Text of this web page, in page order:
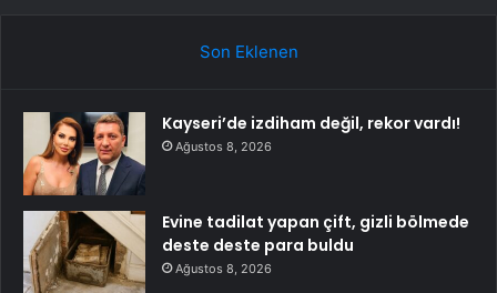
Son Eklenen
Kayseri’de izdiham değil, rekor vardı!
Ağustos 8, 2026
Evine tadilat yapan çift, gizli bölmede
deste deste para buldu
Ağustos 8, 2026